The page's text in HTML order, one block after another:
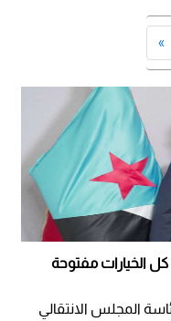
»
: كل الخيارات مفتوحة
المجلس الانتقالي